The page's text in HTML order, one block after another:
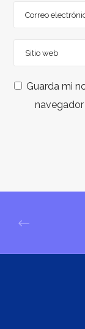
Guarda mi